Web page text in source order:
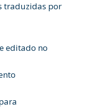
traduzidas por
editado no